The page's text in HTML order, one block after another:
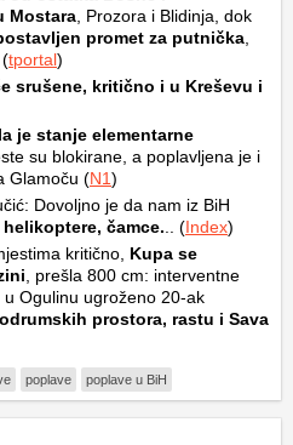
Mostara , Prozora i Blidinja, dok
promet za putnička
tportal)
srušene, kritično i u Kreševu i
je stanje elementarne
su blokirane, a poplavljena je i
Glamoču (N1)
Dovoljno je da nam iz BiH
čamce. .. (Index)
kritično, Kupa se
, prešla 800 cm: interventne
u Ogulinu ugroženo 20-ak
prostora, rastu i Sava
poplave poplave u BiH